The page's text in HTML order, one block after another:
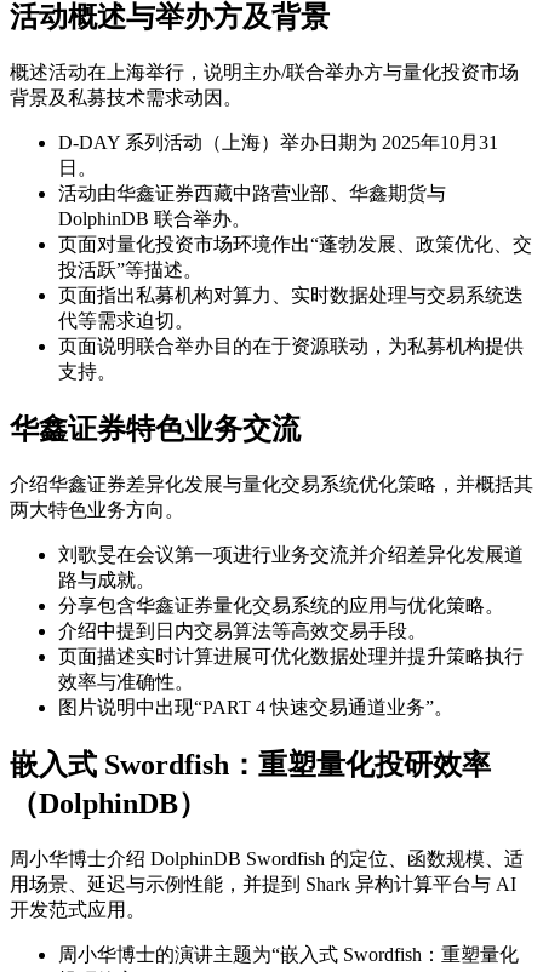
活动概述与举办方及背景
概述活动在上海举行，说明主办/联合举办方与量化投资市场
背景及私募技术需求动因。
D-DAY 系列活动（上海）举办日期为 2025年10月31
日。
活动由华鑫证券西藏中路营业部、华鑫期货与
DolphinDB 联合举办。
页面对量化投资市场环境作出“蓬勃发展、政策优化、交
投活跃”等描述。
页面指出私募机构对算力、实时数据处理与交易系统迭
代等需求迫切。
页面说明联合举办目的在于资源联动，为私募机构提供
支持。
华鑫证券特色业务交流
介绍华鑫证券差异化发展与量化交易系统优化策略，并概括其
两大特色业务方向。
刘歌旻在会议第一项进行业务交流并介绍差异化发展道
路与成就。
分享包含华鑫证券量化交易系统的应用与优化策略。
介绍中提到日内交易算法等高效交易手段。
页面描述实时计算进展可优化数据处理并提升策略执行
效率与准确性。
图片说明中出现“PART 4 快速交易通道业务”。
嵌入式 Swordfish：重塑量化投研效率
（DolphinDB）
周小华博士介绍 DolphinDB Swordfish 的定位、函数规模、适
用场景、延迟与示例性能，并提到 Shark 异构计算平台与 AI
开发范式应用。
周小华博士的演讲主题为“嵌入式 Swordfish：重塑量化